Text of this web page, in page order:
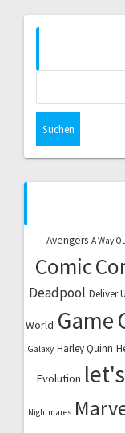
Avengers A Way
Comic
Deadpool Deliver
World Game
Galaxy Harley Quinn
Evolution
Nightmares